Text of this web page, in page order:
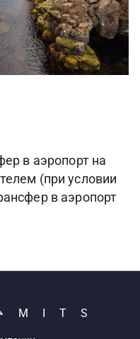
в аэропорт на
(при условии
в аэропорт
MITS